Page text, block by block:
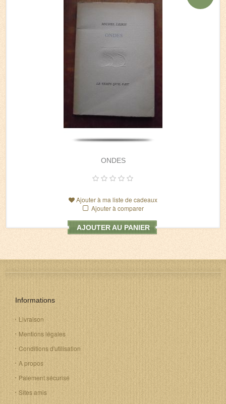
ONDES
Ajouter à ma liste de cadeaux
Ajouter à comparer
AJOUTER AU PANIER
Informations
Livraison
Mentions légales
Conditions d'utilisation
A propos
Paiement sécurisé
Sites amis